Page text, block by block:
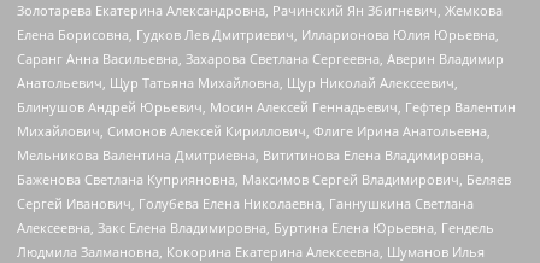
Золотарева Екатерина Александровна, Рачинский Ян Збигневич, Жемкова
Елена Борисовна, Гудков Лев Дмитриевич, Илларионова Юлия Юрьевна,
Саранг Анна Васильевна, Захарова Светлана Сергеевна, Аверин Владимир
Анатольевич, Щур Татьяна Михайловна, Щур Николай Алексеевич,
Блинушов Андрей Юрьевич, Мосин Алексей Геннадьевич, Гефтер Валентин
Михайлович, Симонов Алексей Кириллович, Флиге Ирина Анатольевна,
Мельникова Валентина Дмитриевна, Вититинова Елена Владимировна,
Баженова Светлана Куприяновна, Максимов Сергей Владимирович, Беляев
Сергей Иванович, Голубева Елена Николаевна, Ганнушкина Светлана
Алексеевна, Закс Елена Владимировна, Буртина Елена Юрьевна, Гендель
Людмила Залмановна, Кокорина Екатерина Алексеевна, Шуманов Илья